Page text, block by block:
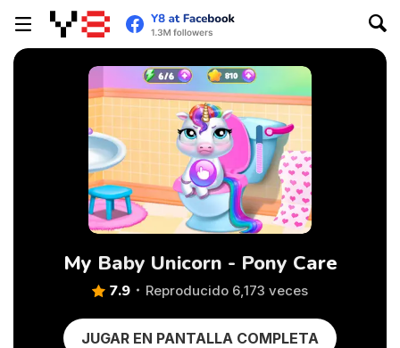
My Baby Unicorn - Pony Care
7.9 Reproducido 6,173 veces
JUGAR EN PANTALLA COMPLETA